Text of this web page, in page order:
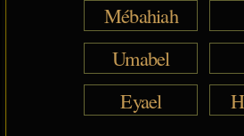
Mébahiah
Umabel
Eyael